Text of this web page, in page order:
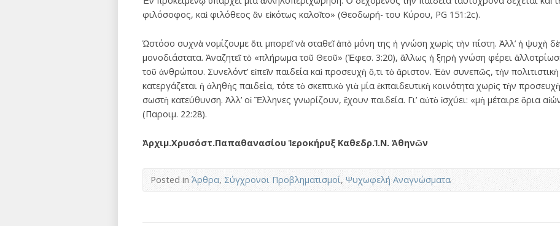
φιλόσοφος, καὶ φιλόθεος ἂν εἰκότως καλοῖτο» (Θεοδωρή- του Κύρου, PG 151:2c).
Ὡστόσο συχνὰ νοµίζουµε ὅτι µπορεῖ νὰ σταθεῖ ἀπὸ µόνη της ἡ γνώση χωρὶς τὴν πίστη. Ἀλλ’ ἡ ψυχὴ
µονοδιάστατα. Ἀναζητεῖ τὸ «πλήρωµα τοῦ Θεοῦ» (Ἐφεσ. 3:20), ἄλλως ἡ ξηρὴ γνώση φέρει
τοῦ ἀνθρώπου. Συνελόντ’ εἰπεῖν παιδεία καὶ προσευχὴ ὅ,τι τὸ ἄριστον. Ἐὰν συνεπῶς, τὴν
κατεργάζεται ἡ ἀληθὴς παιδεία, τότε τὸ σκεπτικὸ γιὰ µία ἐκπαιδευτικὴ κοινότητα χωρὶς τὴν
σωστὴ κατεύθυνση. Ἀλλ’ οἱ Ἕλληνες γνωρίζουν, ἔχουν παιδεία. Γι’ αὐτὸ ἰσχύει: «µὴ µέταιρε ὅρια
(Παροιµ. 22:28).
Ἀρχιµ.Χρυσόστ.Παπαθανασίου Ἱεροκήρυξ Καθεδρ.Ἱ.Ν. Ἀθηνῶν
Posted inΆρθρα,Σύγχρονοι Προβληματισμοί, Ψυχωφελή Αναγνώσματα